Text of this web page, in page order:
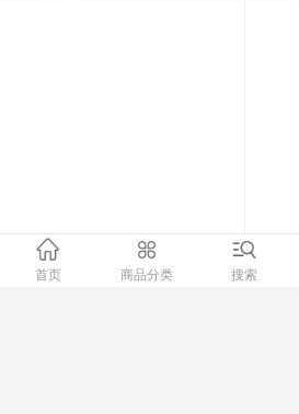
￥66.00
首页 商品分类 搜索